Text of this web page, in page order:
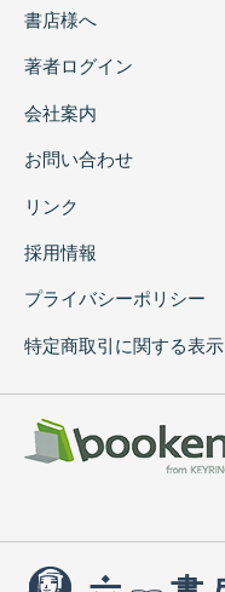
書店様へ
著者ログイン
会社案内
お問い合わせ
リンク
採用情報
プライバシーポリシー
特定商取引に関する表示